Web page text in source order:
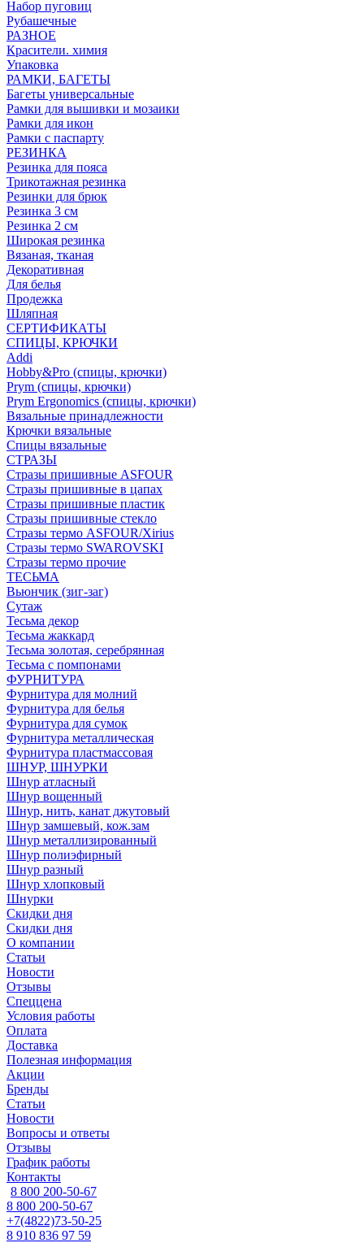
Набор пуговиц
Рубашечные
РАЗНОЕ
Красители. химия
Упаковка
РАМКИ, БАГЕТЫ
Багеты универсальные
Рамки для вышивки и мозаики
Рамки для икон
Рамки с паспарту
РЕЗИНКА
Резинка для пояса
Трикотажная резинка
Резинки для брюк
Резинка 3 см
Резинка 2 см
Широкая резинка
Вязаная, тканая
Декоративная
Для белья
Продежка
Шляпная
СЕРТИФИКАТЫ
СПИЦЫ, КРЮЧКИ
Addi
Hobby&Pro (спицы, крючки)
Prym (спицы, крючки)
Prym Ergonomics (спицы, крючки)
Вязальные принадлежности
Крючки вязальные
Спицы вязальные
СТРАЗЫ
Стразы пришивные ASFOUR
Стразы пришивные в цапах
Стразы пришивные пластик
Стразы пришивные стекло
Стразы термо ASFOUR/Xirius
Стразы термо SWAROVSKI
Стразы термо прочие
ТЕСЬМА
Вьюнчик (зиг-заг)
Сутаж
Тесьма декор
Тесьма жаккард
Тесьма золотая, серебрянная
Тесьма с помпонами
ФУРНИТУРА
Фурнитура для молний
Фурнитура для белья
Фурнитура для сумок
Фурнитура металлическая
Фурнитура пластмассовая
ШНУР, ШНУРКИ
Шнур атласный
Шнур вощенный
Шнур, нить, канат джутовый
Шнур замшевый, кож.зам
Шнур металлизированный
Шнур полиэфирный
Шнур разный
Шнур хлопковый
Шнурки
Скидки дня
Скидки дня
О компании
Статьи
Новости
Отзывы
Спеццена
Условия работы
Оплата
Доставка
Полезная информация
Акции
Бренды
Статьи
Новости
Вопросы и ответы
Отзывы
График работы
Контакты
8 800 200-50-67
8 800 200-50-67
+7(4822)73-50-25
8 910 836 97 59